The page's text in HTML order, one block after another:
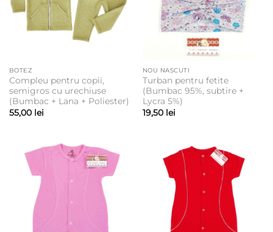
BOTEZ
Compleu pentru copii,
semigros cu urechiuse
(Bumbac + Lana + Poliester)
55,00 lei
NOU NASCUTI
Turban pentru fetite
(Bumbac 95%, subtire +
Lycra 5%)
19,50 lei